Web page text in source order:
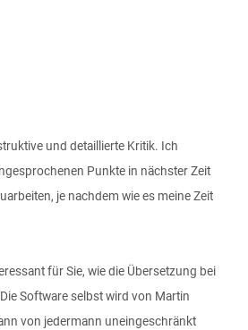
und detaillierte Kritik. Ich
Punkte in nächster Zeit
je nachdem wie es meine Zeit
für Sie, wie die Übersetzung bei
Software selbst wird von Martin
von jedermann uneingeschränkt